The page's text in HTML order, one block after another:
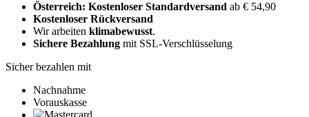
Österreich: Kostenloser Standardversand ab € 54,90
Kostenloser Rückversand
Wir arbeiten klimabewusst.
Sichere Bezahlung mit SSL-Verschlüsselung
Sicher bezahlen mit
Nachnahme
Vorauskasse